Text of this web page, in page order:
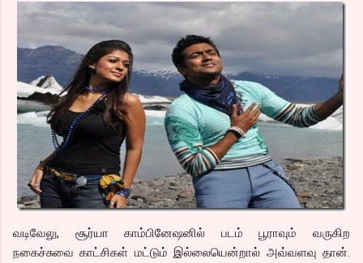
வடிவேலு, சூர்யா காம்பினேஷனில் படம் பூராவும் வருகிற
நகைச்சுவை காட்சிகள் மட்டும் இல்லையென்றால் அவ்வளவு தான்.